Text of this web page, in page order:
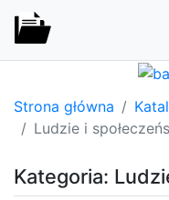
Strona główna
Ludzie i
Kategoria: